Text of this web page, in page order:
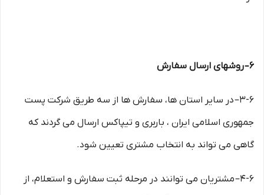
۶– روشهای ارسال سفارش
۳-۶– در سایر استان ها، سفارش ها از سه طریق شرکت پست
جمهوری اسلامی ایران ، باربری و تیپاکس ارسال می گردند که
گاهی می تواند به انتخاب مشتری تعیین شود.
۴-۶– مشتریان می توانند در مرحله ثبت سفارش و استعلام، از